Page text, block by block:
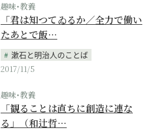
趣味･教養
「君は知つてゐるか／全力で働い
たあとで飯…
漱石と明治人のことば
2017/11/5
趣味･教養
「観ることは直ちに創造に連な
る」（和辻哲…